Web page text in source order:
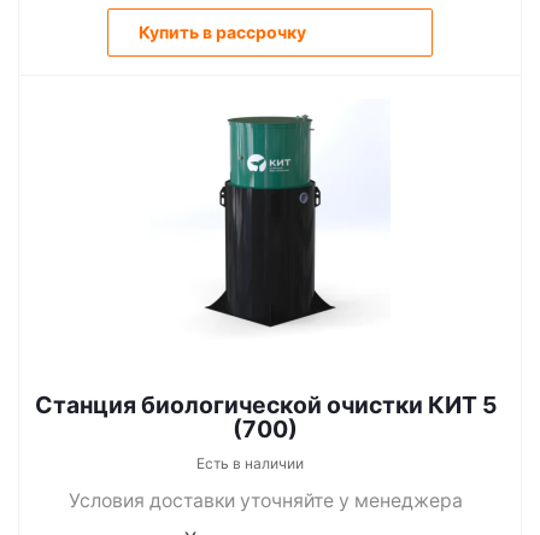
Купить в рассрочку
Станция биологической очистки КИТ 5
(700)
Есть в наличии
Условия доставки уточняйте у менеджера